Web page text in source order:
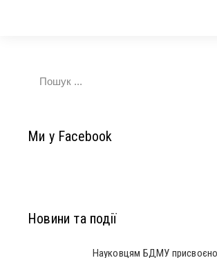
Ми у Facebook
Новини та події
Науковцям БДМУ присвоєно